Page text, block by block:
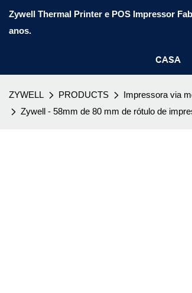
Zywell Thermal Printer e POS Impressor
anos.
CASA
ZYWELL PRODUCTS Impressora via
Zywell - 58mm de 80 mm de rótulo de